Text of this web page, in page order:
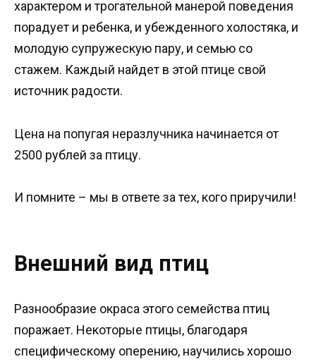
характером и трогательной манерой поведения
порадует и ребенка, и убежденного холостяка, и
молодую супружескую пару, и семью со
стажем. Каждый найдет в этой птице свой
источник радости.
Цена на попугая неразлучника начинается от
2500 рублей за птицу.
И помните – мы в ответе за тех, кого приручили!
Внешний вид птиц
Разнообразие окраса этого семейства птиц
поражает. Некоторые птицы, благодаря
специфическому оперению, научились хорошо